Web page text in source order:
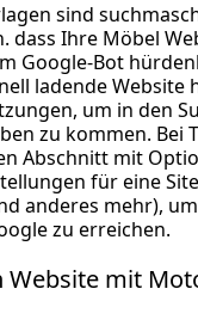
sind
dass Ihre Möbel
Google-Bot
ladende Website
um in den
zu kommen. Bei
Abschnitt mit
für eine
anderes mehr),
zu erreichen.
mit